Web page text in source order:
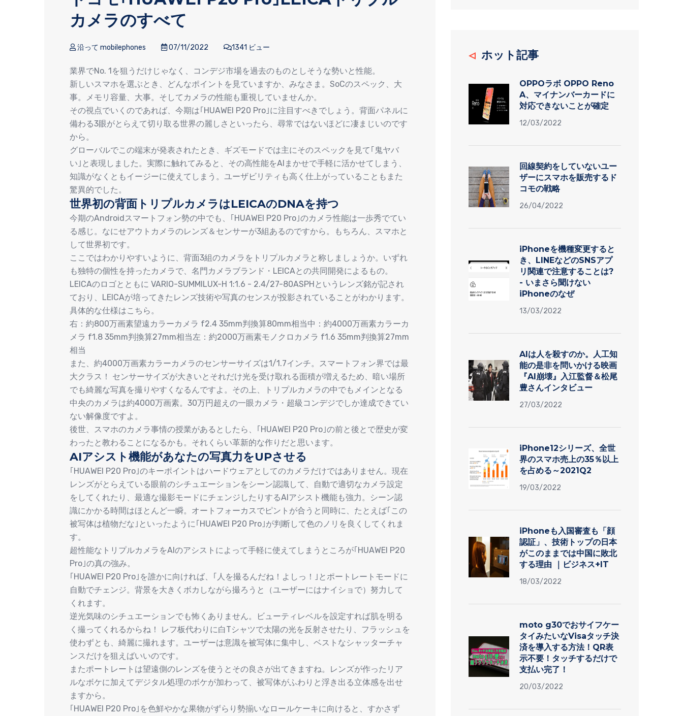
カメラのすべて
沿って mobilephones 07/11/2022 1341 ビュー
業界でNo. 1を狙うだけじゃなく、コンデジ市場を過去のものとしそうな勢いと性能。
新しいスマホを選ぶとき、どんなポイントを見ていますか、みなさま。SoCのスペック、大
事。メモリ容量、大事。そしてカメラの性能も重視していませんか。
その視点でいくのであれば、今期は｢HUAWEI P20 Pro｣に注目すべきでしょう。背面パネルに
備わる3眼がとらえて切り取る世界の麗しさといったら、尋常ではないほどに凄まじいのです
から。
グローバルでこの端末が発表されたとき、ギズモードでは主にそのスペックを見て｢鬼ヤバ
い｣と表現しました。実際に触れてみると、その高性能をAIまかせで手軽に活かせてしまう、
知識がなくともイージーに使えてしまう。ユーザビリティも高く仕上がっていることもまた
驚異的でした。
世界初の背面トリプルカメラはLEICAのDNAを持つ
今期のAndroidスマートフォン勢の中でも、｢HUAWEI P20 Pro｣のカメラ性能は一歩秀でてい
る感じ。なにせアウトカメラのレンズ＆センサーが3組あるのですから。もちろん、スマホと
して世界初です。
ここではわかりやすいように、背面3組のカメラをトリプルカメラと称しましょうか。いずれ
も独特の個性を持ったカメラで、名門カメラブランド・LEICAとの共同開発によるもの。
LEICAのロゴとともに VARIO-SUMMILUX-H 1:1.6 - 2.4/27-80ASPHというレンズ銘が記され
ており、LEICAが培ってきたレンズ技術や写真のセンスが投影されていることがわかります。
具体的な仕様はこちら。
右：約800万画素望遠カラーカメラ f2.4 35mm判換算80mm相当中：約4000万画素カラーカ
メラ f1.8 35mm判換算27mm相当左：約2000万画素モノクロカメラ f1.6 35mm判換算27mm
相当
また、約4000万画素カラーカメラのセンサーサイズは1/1.7インチ。スマートフォン界では最
大クラス！ センサーサイズが大きいとそれだけ光を受け取れる面積が増えるため、暗い場所
でも綺麗な写真を撮りやすくなるんですよ。その上、トリプルカメラの中でもメインとなる
中央のカメラは約4000万画素。30万円超えの一眼カメラ・超級コンデジでしか達成できてい
ない解像度ですよ。
後世、スマホのカメラ事情の授業があるとしたら、｢HUAWEI P20 Pro｣の前と後とで歴史が変
わったと教わることになるかも。それくらい革新的な作りだと思います。
AIアシスト機能があなたの写真力をUPさせる
｢HUAWEI P20 Pro｣のキーポイントはハードウェアとしてのカメラだけではありません。現在
レンズがとらえている眼前のシチュエーションをシーン認識して、自動で適切なカメラ設定
をしてくれたり、最適な撮影モードにチェンジしたりするAIアシスト機能も強力。シーン認
識にかかる時間はほとんど一瞬。オートフォーカスでピントが合うと同時に、たとえば｢この
被写体は植物だな｣といったように｢HUAWEI P20 Pro｣が判断して色のノリを良くしてくれま
す。
超性能なトリプルカメラをAIのアシストによって手軽に使えてしまうところが｢HUAWEI P20
Pro｣の真の強み。
｢HUAWEI P20 Pro｣を誰かに向ければ、｢人を撮るんだね！よしっ！｣とポートレートモードに
自動でチェンジ。背景を大きくボカしながら撮ろうと（ユーザーにはナイショで）努力して
くれます。
逆光気味のシチュエーションでも怖くありません。ビューティレベルを設定すれば肌を明る
く撮ってくれるからね！ レフ板代わりに白Tシャツで太陽の光を反射させたり、フラッシュを
使わずとも、綺麗に撮れます。ユーザーは意識を被写体に集中し、ベストなシャッターチャ
ンスだけを狙えばいいのです。
またポートレートは望遠側のレンズを使うとその良さが出てきますね。レンズが作ったリア
ルなボケに加えてデジタル処理のボケが加わって、被写体がふわりと浮き出る立体感を出せ
ますから。
｢HUAWEI P20 Pro｣を色鮮やかな果物がずらり勢揃いなロールケーキに向けると、すかさず
ホット記事
OPPOラボ OPPO Reno
A、マイナンバーカードに
対応できないことが確定
12/03/2022
回線契約をしていないユー
ザーにスマホを販売するド
コモの戦略
26/04/2022
iPhoneを機種変更すると
き、LINEなどのSNSアプ
リ関連で注意することは?
- いまさら聞けない
iPhoneのなぜ
13/03/2022
AIは人を殺すのか。人工知
能の是非を問いかける映画
『AI崩壊』入江監督＆松尾
豊さんインタビュー
27/03/2022
iPhone12シリーズ、全世
界のスマホ売上の35％以上
を占める～2021Q2
19/03/2022
iPhoneも入国審査も「顔
認証」、技術トップの日本
がこのままでは中国に敗北
する理由 ｜ビジネス+IT
18/03/2022
moto g30でおサイフケー
タイみたいなVisaタッチ決
済を導入する方法！QR表
示不要！タッチするだけで
支払い完了！
20/03/2022